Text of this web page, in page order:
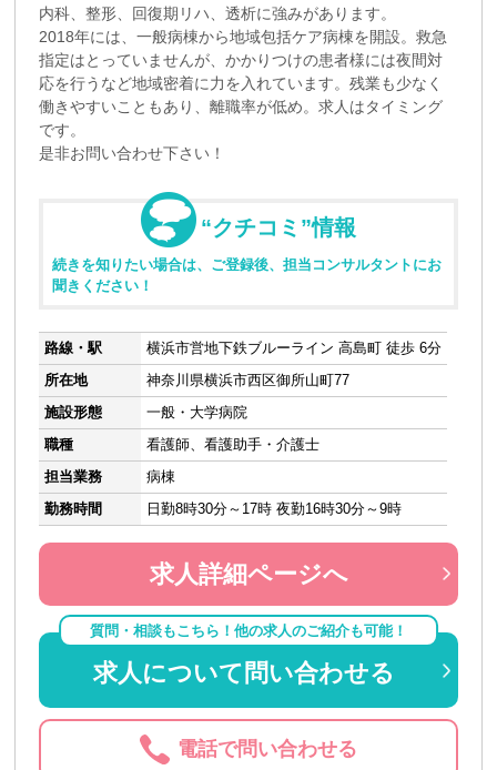
内科、整形、回復期リハ、透析に強みがあります。
2018年には、一般病棟から地域包括ケア病棟を開設。救急
指定はとっていませんが、かかりつけの患者様には夜間対
応を行うなど地域密着に力を入れています。残業も少なく
働きやすいこともあり、離職率が低め。求人はタイミング
です。
是非お問い合わせ下さい！
“クチコミ”情報
続きを知りたい場合は、ご登録後、担当コンサルタントにお
聞きください！
路線・駅
横浜市営地下鉄ブルーライン 高島町 徒歩 6分
所在地
神奈川県横浜市西区御所山町77
施設形態
一般・大学病院
職種
看護師、看護助手・介護士
担当業務
病棟
勤務時間
日勤8時30分～17時 夜勤16時30分～9時
求人詳細ページへ
質問・相談もこちら！他の求人のご紹介も可能！
求人について問い合わせる
電話で問い合わせる